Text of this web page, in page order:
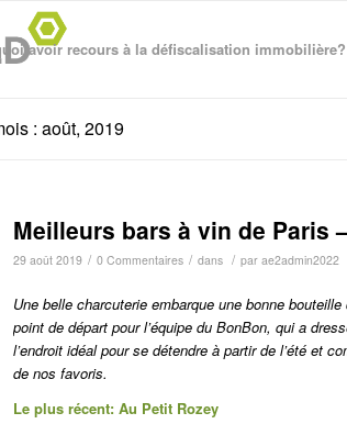
avoir recours à la défiscalisation immobilière?
: août, 2019
Meilleurs bars à vin de Paris
29 août 2019 / 0 Commentaires / dans / par ae2admin2022
Une belle charcuterie embarque une bonne
point de départ pour l’équipe du BonBon, qui a
l’endroit idéal pour se détendre à partir de l’été et
de nos favoris.
Le plus récent: Au Petit Rozey